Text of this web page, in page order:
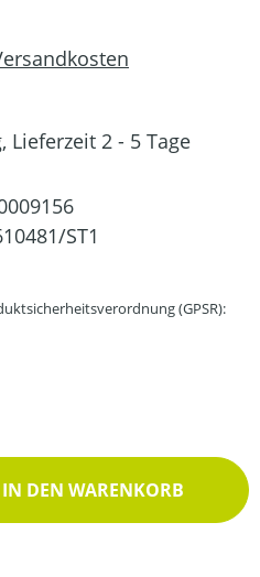
Lieferzeit 2 - 5 Tage
ST1
(GPSR):
den gewünschten
IN DEN WARENKORB